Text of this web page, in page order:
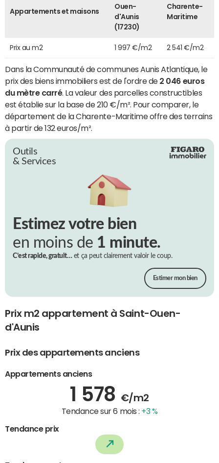
Appartements et maisons
Ouen-
d'Aunis
(17230)
Charente-
Maritime
Prix au m2 1 997 €/m2 2 541 €/m2
Dans la Communauté de communes Aunis Atlantique, le
prix des biens immobiliers est de l'ordre de 2 046 euros
du mètre carré. La valeur des parcelles constructibles
est établie sur la base de 210 €/m². Pour comparer, le
département de la Charente-Maritime offre des terrains
à partir de 132 euros/m².
Outils
& Services
Estimez votre bien
en moins de 1 minute.
C’est rapide, gratuit…et ça peut clairement valoir le coup.
Estimer mon bien
Prix m2 appartement à Saint-Ouen-
d'Aunis
Prix des appartements anciens
Appartements anciens
1 578 €/m2
Tendance sur 6 mois : +3 %
Tendance prix